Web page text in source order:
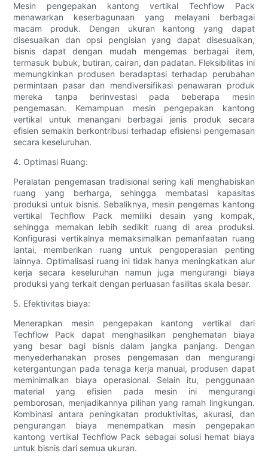
Mesin pengepakan kantong vertikal Techflow Pack
menawarkan keserbagunaan yang melayani berbagai
macam produk. Dengan ukuran kantong yang dapat
disesuaikan dan opsi pengisian yang dapat disesuaikan,
bisnis dapat dengan mudah mengemas berbagai item,
termasuk bubuk, butiran, cairan, dan padatan. Fleksibilitas ini
memungkinkan produsen beradaptasi terhadap perubahan
permintaan pasar dan mendiversifikasi penawaran produk
mereka tanpa berinvestasi pada beberapa mesin
pengemasan. Kemampuan mesin pengepakan kantong
vertikal untuk menangani berbagai jenis produk secara
efisien semakin berkontribusi terhadap efisiensi pengemasan
secara keseluruhan.
4. Optimasi Ruang:
Peralatan pengemasan tradisional sering kali menghabiskan
ruang yang berharga, sehingga membatasi kapasitas
produksi untuk bisnis. Sebaliknya, mesin pengemas kantong
vertikal Techflow Pack memiliki desain yang kompak,
sehingga memakan lebih sedikit ruang di area produksi.
Konfigurasi vertikalnya memaksimalkan pemanfaatan ruang
lantai, memberikan ruang untuk pengoperasian penting
lainnya. Optimalisasi ruang ini tidak hanya meningkatkan alur
kerja secara keseluruhan namun juga mengurangi biaya
produksi yang terkait dengan perluasan fasilitas skala besar.
5. Efektivitas biaya:
Menerapkan mesin pengepakan kantong vertikal dari
Techflow Pack dapat menghasilkan penghematan biaya
yang besar bagi bisnis dalam jangka panjang. Dengan
menyederhanakan proses pengemasan dan mengurangi
ketergantungan pada tenaga kerja manual, produsen dapat
meminimalkan biaya operasional. Selain itu, penggunaan
material yang efisien pada mesin ini mengurangi
pemborosan, menjadikannya pilihan yang ramah lingkungan.
Kombinasi antara peningkatan produktivitas, akurasi, dan
pengurangan biaya menempatkan mesin pengepakan
kantong vertikal Techflow Pack sebagai solusi hemat biaya
untuk bisnis dari semua ukuran.